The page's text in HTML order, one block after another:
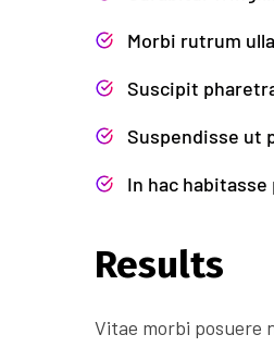
Morbi rutrum
Suscipit
Suspendisse ut
In hac
Results
Vitae morbi posuere